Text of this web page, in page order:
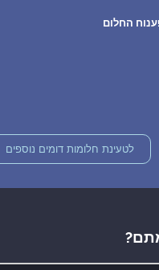
החלום
לטעינת חלומות דומים נוספים